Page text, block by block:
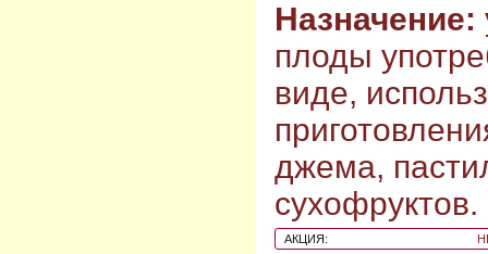
Назначение:
плоды
виде,
джема,
сухофруктов.
АКЦИЯ: